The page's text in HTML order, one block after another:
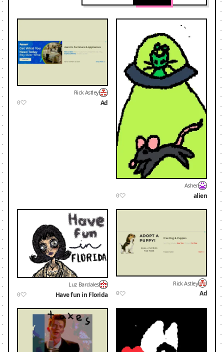
Asher
alien
0
Rick Astley
Ad
0
Rick Astley
Ad
0
Luz Bardales
Have fun in Florida
0